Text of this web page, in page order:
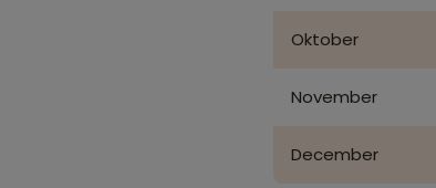
Oktober
November
December